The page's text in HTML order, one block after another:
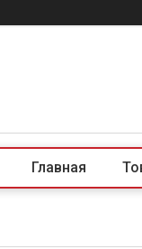
Главная